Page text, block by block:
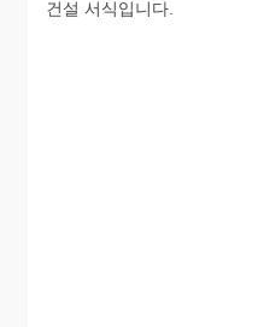
건설 서식입니다.